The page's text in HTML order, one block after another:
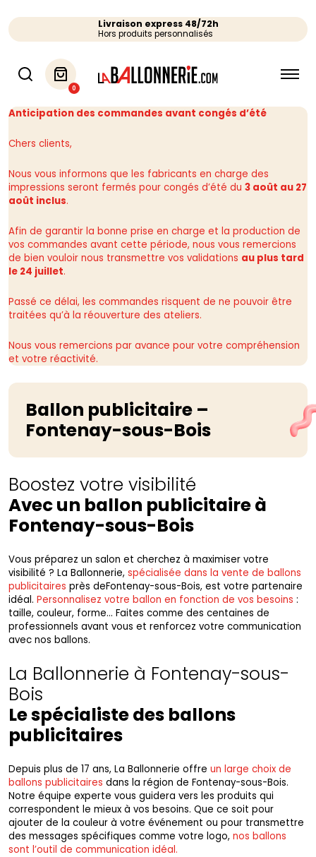
Livraison express 48/72h
Hors produits personnalisés
0
Anticipation des commandes avant congés d’été
Chers clients,
Nous vous informons que les fabricants en charge des
impressions seront fermés pour congés d’été du 3 août au 27
août inclus.
Afin de garantir la bonne prise en charge et la production de
vos commandes avant cette période, nous vous remercions
de bien vouloir nous transmettre vos validations au plus tard
le 24 juillet.
Passé ce délai, les commandes risquent de ne pouvoir être
traitées qu’à la réouverture des ateliers.
Nous vous remercions par avance pour votre compréhension
et votre réactivité.
Ballon publicitaire –
Fontenay-sous-Bois
Boostez votre visibilité
Avec un ballon publicitaire à
Fontenay-sous-Bois
Vous préparez un salon et cherchez à maximiser votre
visibilité ? La Ballonnerie, spécialisée dans la vente de ballons
publicitaires près deFontenay-sous-Bois, est votre partenaire
idéal. Personnalisez votre ballon en fonction de vos besoins :
taille, couleur, forme… Faites comme des centaines de
professionnels avant vous et renforcez votre communication
avec nos ballons.
La Ballonnerie à Fontenay-sous-
Bois
Le spécialiste des ballons
publicitaires
Depuis plus de 17 ans, La Ballonnerie offre un large choix de
ballons publicitaires dans la région de Fontenay-sous-Bois.
Notre équipe experte vous guidera vers les produits qui
correspondent le mieux à vos besoins. Que ce soit pour
ajouter de la couleur à votre événement ou pour transmettre
des messages spécifiques comme votre logo, nos ballons
sont l’outil de communication idéal.